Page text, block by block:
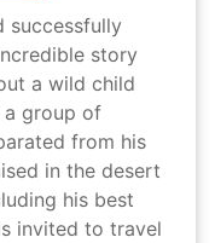
successfully
story
a wild child
a group of
from his
in the desert
his best
invited to travel